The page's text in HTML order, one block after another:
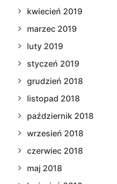
kwiecień 2019
marzec 2019
luty 2019
styczeń 2019
grudzień 2018
listopad 2018
październik 2018
wrzesień 2018
czerwiec 2018
maj 2018